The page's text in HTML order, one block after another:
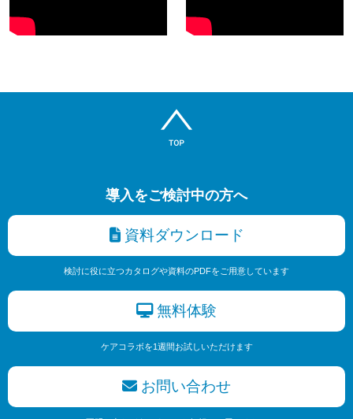
導入をご検討中の方へ
資料ダウンロード
検討に役に立つカタログや資料のPDFをご用意しています
無料体験
ケアコラボを1週間お試しいただけます
お問い合わせ